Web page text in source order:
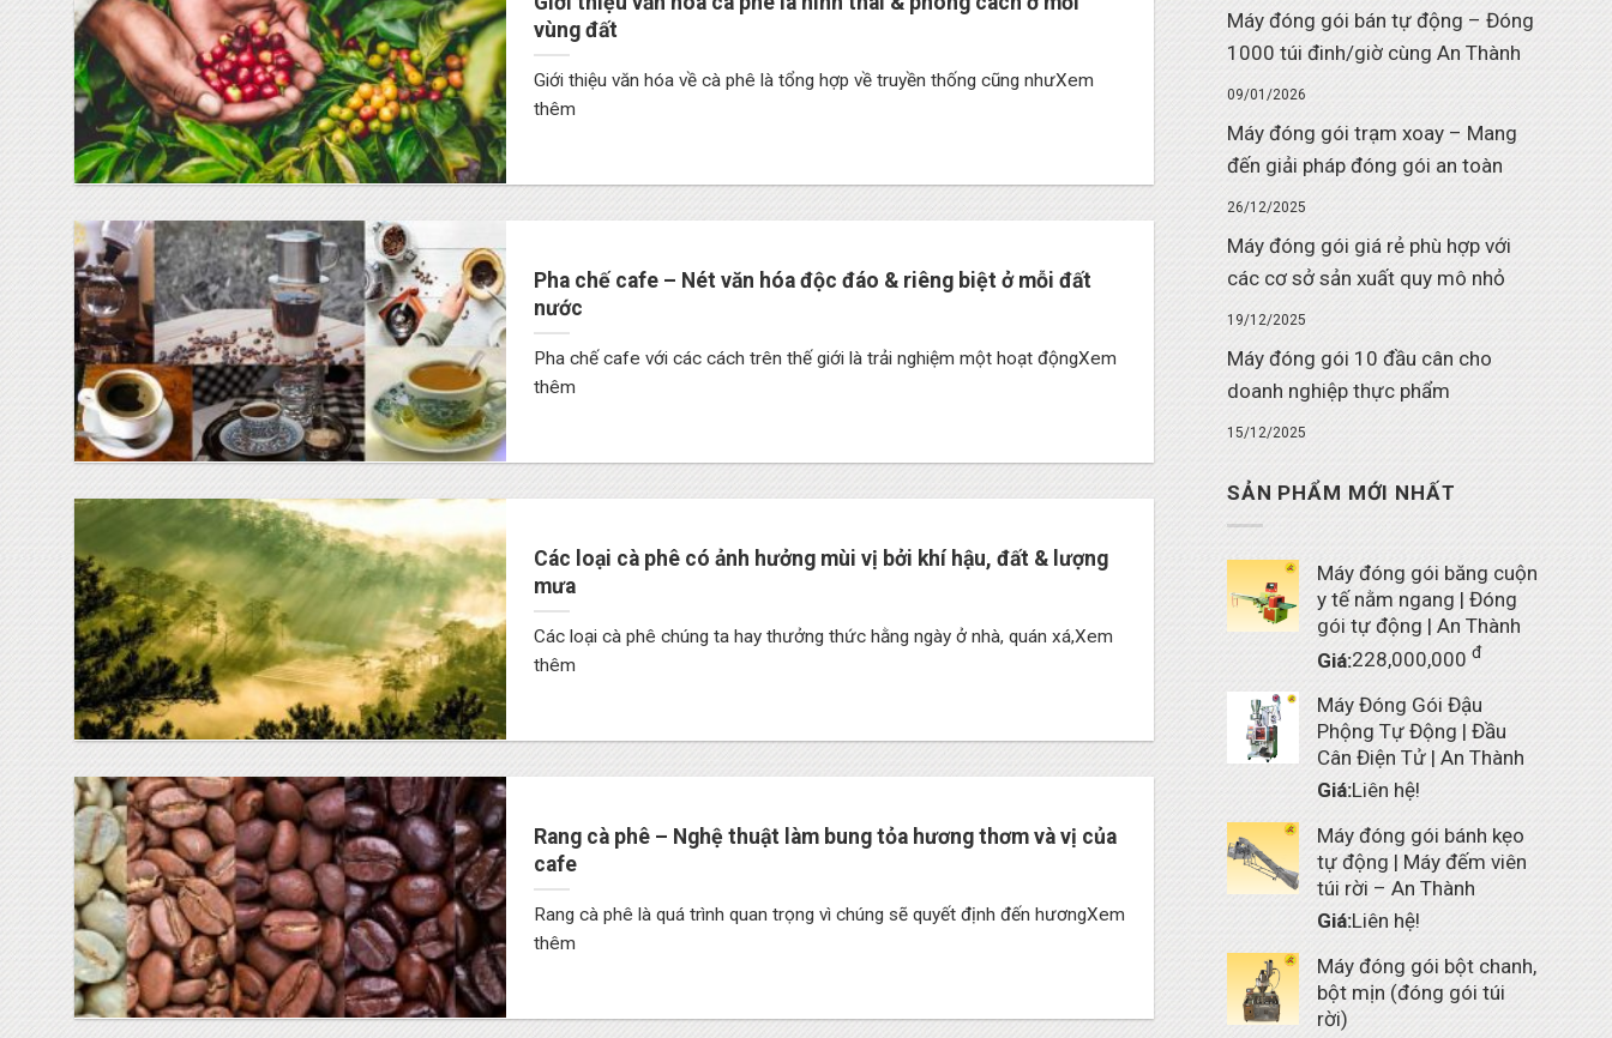
vùng đất
Giới thiệu văn hóa về cà phê là tổng hợp về truyền thống cũng nhưXem
thêm
Pha chế cafe – Nét văn hóa độc đáo & riêng biệt ở mỗi đất
nước
Pha chế cafe với các cách trên thế giới là trải nghiệm một hoạt độngXem
thêm
Các loại cà phê có ảnh hưởng mùi vị bởi khí hậu, đất & lượng
mưa
Các loại cà phê chúng ta hay thưởng thức hằng ngày ở nhà, quán xá,Xem
thêm
Rang cà phê – Nghệ thuật làm bung tỏa hương thơm và vị của
cafe
Rang cà phê là quá trình quan trọng vì chúng sẽ quyết định đến hươngXem
thêm
Máy đóng gói bán tự động – Đóng
1000 túi đinh/giờ cùng An Thành
09/01/2026
Máy đóng gói trạm xoay – Mang
đến giải pháp đóng gói an toàn
26/12/2025
Máy đóng gói giá rẻ phù hợp với
các cơ sở sản xuất quy mô nhỏ
19/12/2025
Máy đóng gói 10 đầu cân cho
doanh nghiệp thực phẩm
15/12/2025
SẢN PHẨM MỚI NHẤT
Máy đóng gói băng cuộn
y tế nằm ngang | Đóng
gói tự động | An Thành
Giá:228,000,000 đ
Máy Đóng Gói Đậu
Phộng Tự Động | Đầu
Cân Điện Tử | An Thành
Giá:Liên hệ!
Máy đóng gói bánh kẹo
tự động | Máy đếm viên
túi rời – An Thành
Giá:Liên hệ!
Máy đóng gói bột chanh,
bột mịn (đóng gói túi
rời)